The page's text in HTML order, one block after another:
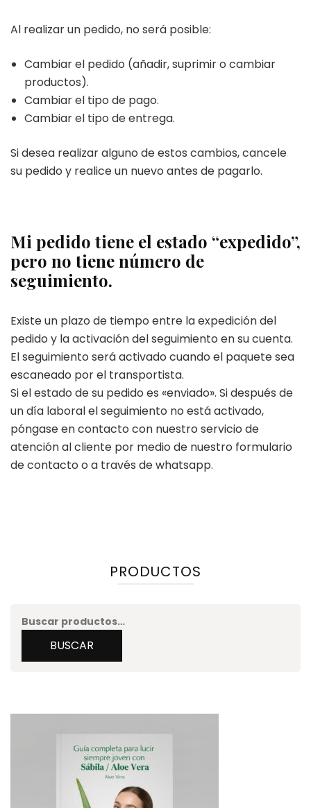
Al realizar un pedido, no será posible:
Cambiar el pedido (añadir, suprimir o cambiar
productos).
Cambiar el tipo de pago.
Cambiar el tipo de entrega.
Si desea realizar alguno de estos cambios, cancele
su pedido y realice un nuevo antes de pagarlo.
Mi pedido tiene el estado “expedido”,
pero no tiene número de
seguimiento.
Existe un plazo de tiempo entre la expedición del
pedido y la activación del seguimiento en su cuenta.
El seguimiento será activado cuando el paquete sea
escaneado por el transportista.
Si el estado de su pedido es «enviado». Si después de
un día laboral el seguimiento no está activado,
póngase en contacto con nuestro servicio de
atención al cliente por medio de nuestro formulario
de contacto o a través de whatsapp.
PRODUCTOS
BUSCAR